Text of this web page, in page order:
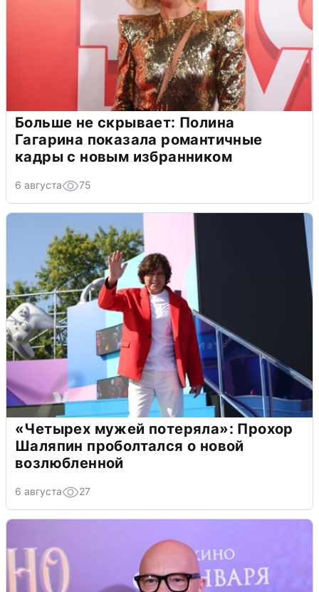
Больше не скрывает: Полина
Гагарина показала романтичные
кадры с новым избранником
6 августа 75
«Четырех мужей потеряла»: Прохор
Шаляпин проболтался о новой
возлюбленной
6 августа 27